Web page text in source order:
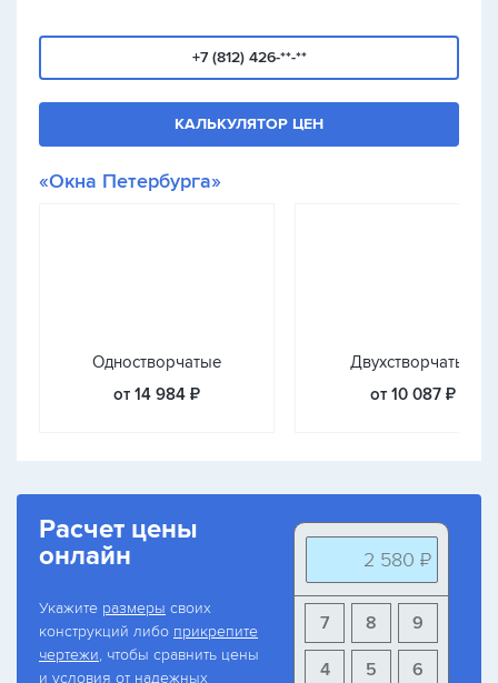
+7 (812) 426-**-**
КАЛЬКУЛЯТОР ЦЕН
«Окна Петербурга»
Одностворчатые
от 14 984 ₽
Двухстворчатые
от 10 087 ₽
Расчет цены
онлайн
Укажите размеры своих
конструкций либо прикрепите
чертежи, чтобы сравнить цены
и условия от надежных
2 580 ₽
9
8
7
6
5
4